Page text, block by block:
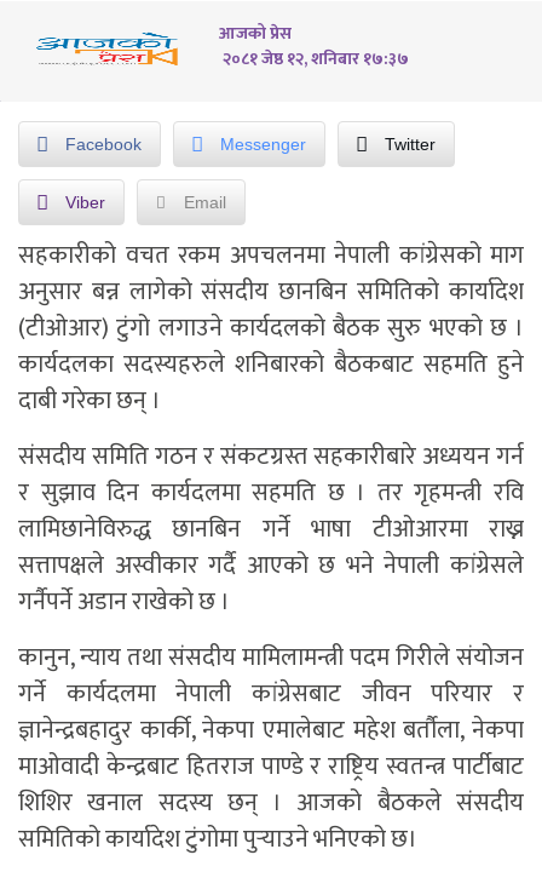
आजको प्रेस
२०८१ जेष्ठ १२, शनिबार १७:३७
Facebook Messenger Twitter
Viber Email
सहकारीको वचत रकम अपचलनमा नेपाली कांग्रेसको माग
अनुसार बन्न लागेको संसदीय छानबिन समितिको कार्यादेश
(टीओआर) टुंगो लगाउने कार्यदलको बैठक सुरु भएको छ ।
कार्यदलका सदस्यहरुले शनिबारको बैठकबाट सहमति हुने
दाबी गरेका छन् ।
संसदीय समिति गठन र संकटग्रस्त सहकारीबारे अध्ययन गर्न
र सुझाव दिन कार्यदलमा सहमति छ । तर गृहमन्त्री रवि
लामिछानेविरुद्ध छानबिन गर्ने भाषा टीओआरमा राख्न
सत्तापक्षले अस्वीकार गर्दै आएको छ भने नेपाली कांग्रेसले
गर्नैपर्ने अडान राखेको छ ।
कानुन, न्याय तथा संसदीय मामिलामन्त्री पदम गिरीले संयोजन
गर्ने कार्यदलमा नेपाली कांग्रेसबाट जीवन परियार र
ज्ञानेन्द्रबहादुर कार्की, नेकपा एमालेबाट महेश बर्तौला, नेकपा
माओवादी केन्द्रबाट हितराज पाण्डे र राष्ट्रिय स्वतन्त्र पार्टीबाट
शिशिर खनाल सदस्य छन् । आजको बैठकले संसदीय
समितिको कार्यादेश टुंगोमा पुर्‍याउने भनिएको छ।